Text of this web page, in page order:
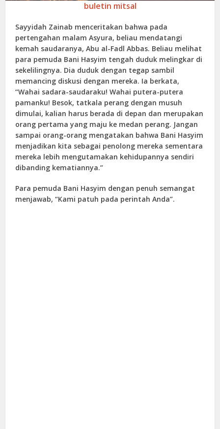
buletin mitsal
Sayyidah Zainab menceritakan bahwa pada
pertengahan malam Asyura, beliau mendatangi
kemah saudaranya, Abu al-Fadl Abbas. Beliau melihat
para pemuda Bani Hasyim tengah duduk melingkar di
sekelilingnya. Dia duduk dengan tegap sambil
memancing diskusi dengan mereka. Ia berkata,
“Wahai sadara-saudaraku! Wahai putera-putera
pamanku! Besok, tatkala perang dengan musuh
dimulai, kalian harus berada di depan dan merupakan
orang pertama yang maju ke medan perang. Jangan
sampai orang-orang mengatakan bahwa Bani Hasyim
menjadikan kita sebagai penolong mereka sementara
mereka lebih mengutamakan kehidupannya sendiri
dibanding kematiannya.”
Para pemuda Bani Hasyim dengan penuh semangat
menjawab, “Kami patuh pada perintah Anda”.